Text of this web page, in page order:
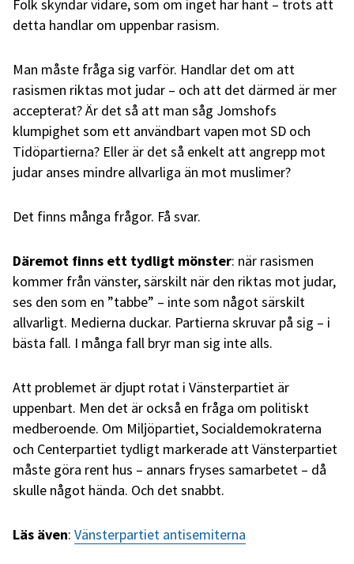
Folk skyndar vidare, som om inget har hänt – trots att
detta handlar om uppenbar rasism.
Man måste fråga sig varför. Handlar det om att
rasismen riktas mot judar – och att det därmed är mer
accepterat? Är det så att man såg Jomshofs
klumpighet som ett användbart vapen mot SD och
Tidöpartierna? Eller är det så enkelt att angrepp mot
judar anses mindre allvarliga än mot muslimer?
Det finns många frågor. Få svar.
Däremot finns ett tydligt mönster: när rasismen
kommer från vänster, särskilt när den riktas mot judar,
ses den som en ”tabbe” – inte som något särskilt
allvarligt. Medierna duckar. Partierna skruvar på sig – i
bästa fall. I många fall bryr man sig inte alls.
Att problemet är djupt rotat i Vänsterpartiet är
uppenbart. Men det är också en fråga om politiskt
medberoende. Om Miljöpartiet, Socialdemokraterna
och Centerpartiet tydligt markerade att Vänsterpartiet
måste göra rent hus – annars fryses samarbetet – då
skulle något hända. Och det snabbt.
Läs även: Vänsterpartiet antisemiterna